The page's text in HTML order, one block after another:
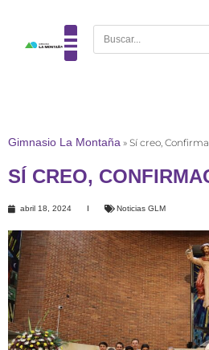
Gimnasio La Montaña » Sí creo,
SÍ CREO,
abril 18, 2024 Noticias GLM